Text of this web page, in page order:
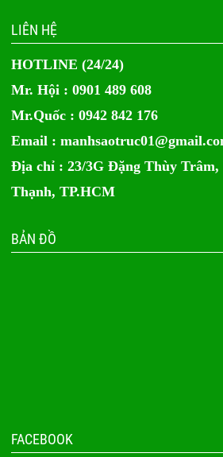
LIÊN HỆ
HOTLINE (24/24)
Mr. Hội : 0901 489 608
Mr.Quốc : 0942 842 176
Email :
Địa chỉ : 23/3G Đặng Thùy Trâm,
Thạnh, TP.HCM
BẢN ĐỒ
FACEBOOK